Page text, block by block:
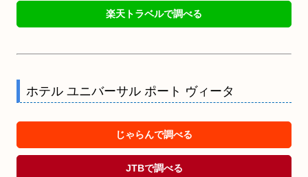
楽天トラベルで調べる
ホテル ユニバーサル ポート ヴィータ
じゃらんで調べる
JTBで調べる